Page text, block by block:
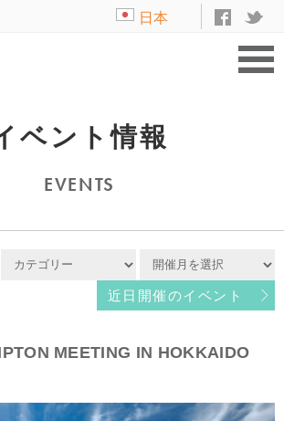
日本
ベント情報
EVENTS
近日開催のイベント
MEETING IN HOKKAIDO